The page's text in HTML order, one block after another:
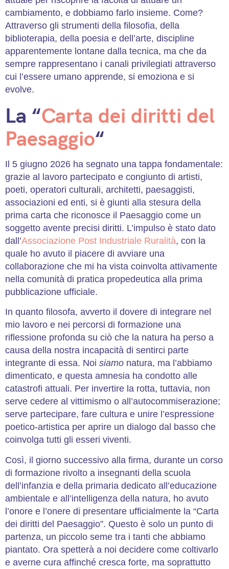
cambiamento, e dobbiamo farlo insieme. Come?
Attraverso gli strumenti della filosofia, della
biblioterapia, della poesia e dell’arte, discipline
apparentemente lontane dalla tecnica, ma che da
sempre rappresentano i canali privilegiati attraverso
cui l’essere umano apprende, si emoziona e si
evolve.
La “Carta dei diritti del
Paesaggio“
Il 5 giugno 2026 ha segnato una tappa fondamentale:
grazie al lavoro partecipato e congiunto di artisti,
poeti, operatori culturali, architetti, paesaggisti,
associazioni ed enti, si è giunti alla stesura della
prima carta che riconosce il Paesaggio come un
soggetto avente precisi diritti. L’impulso è stato dato
dall’Associazione Post Industriale Ruralità, con la
quale ho avuto il piacere di avviare una
collaborazione che mi ha vista coinvolta attivamente
nella comunità di pratica propedeutica alla prima
pubblicazione ufficiale.
In quanto filosofa, avverto il dovere di integrare nel
mio lavoro e nei percorsi di formazione una
riflessione profonda su ciò che la natura ha perso a
causa della nostra incapacità di sentirci parte
integrante di essa. Noi siamo natura, ma l’abbiamo
dimenticato, e questa amnesia ha condotto alle
catastrofi attuali. Per invertire la rotta, tuttavia, non
serve cedere al vittimismo o all’autocommiserazione;
serve partecipare, fare cultura e unire l’espressione
poetico-artistica per aprire un dialogo dal basso che
coinvolga tutti gli esseri viventi.
Così, il giorno successivo alla firma, durante un corso
di formazione rivolto a insegnanti della scuola
dell’infanzia e della primaria dedicato all’educazione
ambientale e all’intelligenza della natura, ho avuto
l’onore e l’onere di presentare ufficialmente la “Carta
dei diritti del Paesaggio”. Questo è solo un punto di
partenza, un piccolo seme tra i tanti che abbiamo
piantato. Ora spetterà a noi decidere come coltivarlo
e averne cura affinché cresca forte, ma soprattutto